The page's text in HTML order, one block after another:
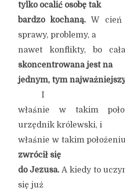
tylko ocalić osobę tak
bardzo kochaną. W cień
sprawy, problemy, a
nawet konflikty, bo
skoncentrowana jest na
jednym, tym
I
właśnie w takim
urzędnik królewski, i
właśnie w takim
zwrócił się
do Jezusa.A kiedy to
się już